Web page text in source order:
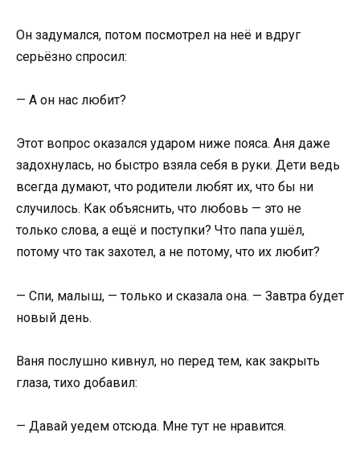
Он задумался, потом посмотрел на неё и вдруг
серьёзно спросил:
— А он нас любит?
Этот вопрос оказался ударом ниже пояса. Аня даже
задохнулась, но быстро взяла себя в руки. Дети ведь
всегда думают, что родители любят их, что бы ни
случилось. Как объяснить, что любовь — это не
только слова, а ещё и поступки? Что папа ушёл,
потому что так захотел, а не потому, что их любит?
— Спи, малыш, — только и сказала она. — Завтра будет
новый день.
Ваня послушно кивнул, но перед тем, как закрыть
глаза, тихо добавил:
— Давай уедем отсюда. Мне тут не нравится.